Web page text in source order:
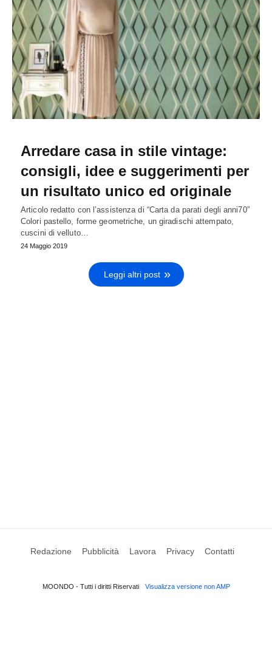
Arredare casa in stile vintage:
consigli, idee e suggerimenti per
un risultato unico ed originale
Articolo redatto con l’assistenza di “Carta da parati degli anni70”
Colori pastello, forme geometriche, un giradischi attempato,
cuscini di velluto…
24 Maggio 2019
Leggi altri post
Redazione Pubblicità Lavora Privacy Contatti
MOONDO - Tutti i diritti Riservati Visualizza versione non AMP